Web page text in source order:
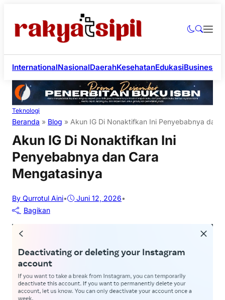
InternationalNasionalDaerahKesehatanEdukasiBusiness
Teknologi
Beranda » Blog » Akun IG Di Nonaktifkan Ini Penyebabnya dan
Akun IG Di Nonaktifkan Ini
Penyebabnya dan Cara
Mengatasinya
By Qurrotul Aini• Juni 12, 2026•
Bagikan